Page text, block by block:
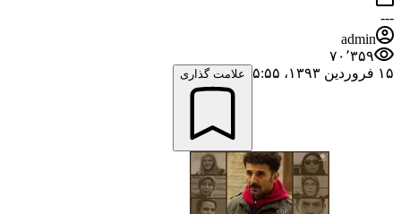
---
admin
۷۰٬۳۵۹
۱۵ فروردین ۱۳۹۳،‏ ۵:۵۵
علامت گذاری